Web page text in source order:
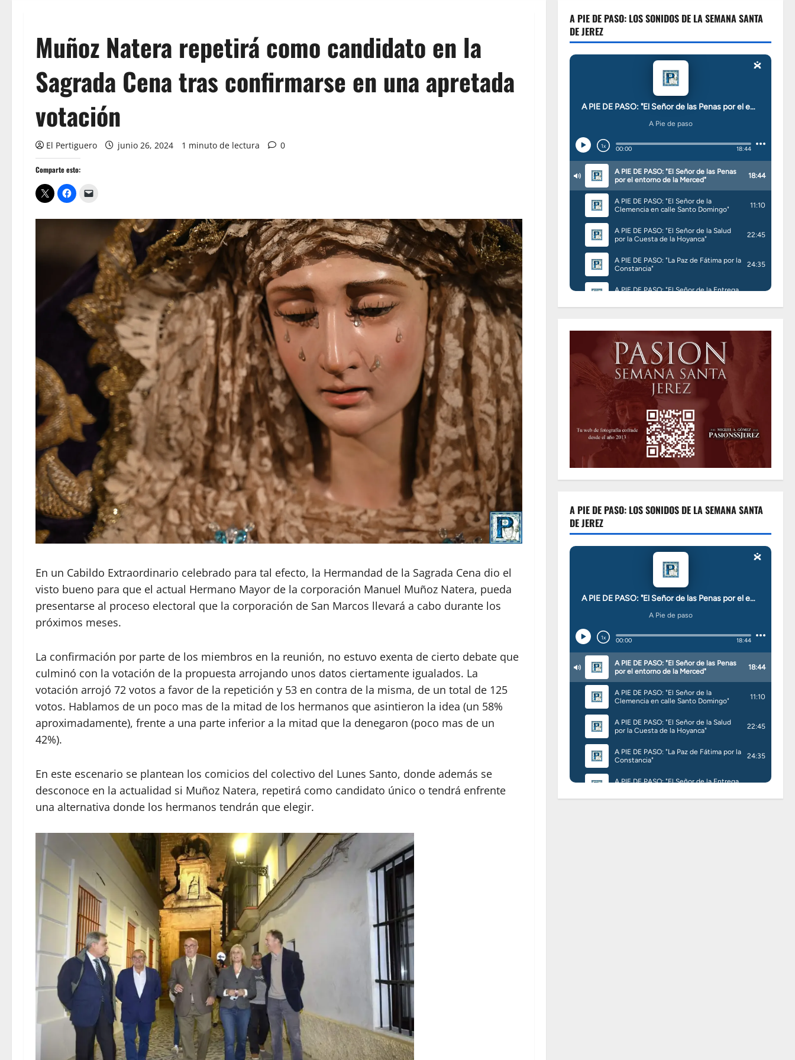
Muñoz Natera repetirá como candidato en la
Sagrada Cena tras confirmarse en una apretada
votación
El Pertiguero junio 26, 2024 1 minuto de lectura 0
Comparte esto:
En un Cabildo Extraordinario celebrado para tal efecto, la Hermandad de la Sagrada Cena dio el
visto bueno para que el actual Hermano Mayor de la corporación Manuel Muñoz Natera, pueda
presentarse al proceso electoral que la corporación de San Marcos llevará a cabo durante los
próximos meses.
La confirmación por parte de los miembros en la reunión, no estuvo exenta de cierto debate que
culminó con la votación de la propuesta arrojando unos datos ciertamente igualados. La
votación arrojó 72 votos a favor de la repetición y 53 en contra de la misma, de un total de 125
votos. Hablamos de un poco mas de la mitad de los hermanos que asintieron la idea (un 58%
aproximadamente), frente a una parte inferior a la mitad que la denegaron (poco mas de un
42%).
En este escenario se plantean los comicios del colectivo del Lunes Santo, donde además se
desconoce en la actualidad si Muñoz Natera, repetirá como candidato único o tendrá enfrente
una alternativa donde los hermanos tendrán que elegir.
A PIE DE PASO: LOS SONIDOS DE LA SEMANA SANTA
DE JEREZ
A PIE DE PASO: LOS SONIDOS DE LA SEMANA SANTA
DE JEREZ